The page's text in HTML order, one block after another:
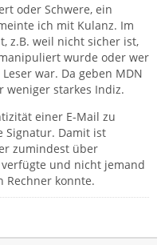
oder Schwere, ein
ich mit Kulanz. Im
z.B. weil nicht sicher ist,
wurde oder wer
war. Da geben MDN
weniger starkes Indiz.
einer E-Mail zu
Signatur. Damit ist
zumindest über
und nicht jemand
Rechner konnte.